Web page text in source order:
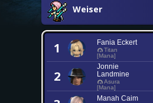
Weiser
1 Fania Eckert
Titan
[Mana]
2
Jonnie
Landmine
Asura
[Mana]
Manah Caim